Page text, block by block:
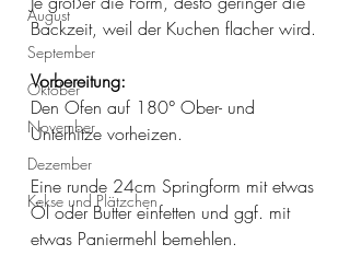
August
September
Oktober
November
Dezember
Kekse und Plätzchen
Backzeit, weil der Kuchen flacher wird.
Vorbereitung:
Den Ofen auf 180° Ober- und
Unterhitze vorheizen.
Eine runde 24cm Springform mit etwas
Öl oder Butter einfetten und ggf. mit
etwas Paniermehl bemehlen.